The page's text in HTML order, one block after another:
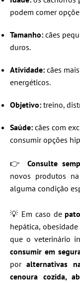
podem comer
Tamanho: cães
duros.
Atividade: cães
energéticos.
Objetivo: treino,
Saúde: cães com
consumir opções
👉 Consulte
novos produtos
alguma condição
💡 Em caso de
hepática,
que o veterinário
consumir em
poralternativas
cenoura cozida,